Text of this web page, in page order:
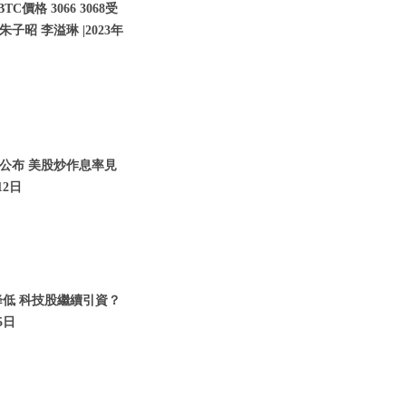
價格 3066 3068受
子昭 李溢琳 |2023年
布 美股炒作息率見
日
科技股繼續引資？